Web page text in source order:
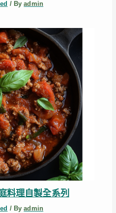
/ Byadmin
料理自製全系列
/ Byadmin